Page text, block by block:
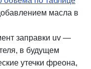
масла в
заправки uv —
в будущем
утечки фреона,